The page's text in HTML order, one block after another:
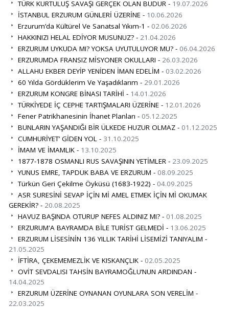
TÜRK KURTULUŞ SAVAŞI GERÇEK OLAN BUDUR - 19.07.2026
İSTANBUL ERZURUM GÜNLERİ ÜZERİNE - 10.06.2026
Erzurum’da Kültürel Ve Sanatsal Yıkım-1 - 02.06.2026
HAKKINIZI HELAL EDİYOR MUSUNUZ? - 21.04.2026
ERZURUM UYKUDA MI? YOKSA UYUTULUYOR MU? - 06.04.2026
ERZURUMDA FRANSIZ MİSYONER OKULLARI - 26.03.2026
ALLAHU EKBER DEYİP YENİDEN İMAN EDELİM - 03.02.2026
60 Yılda Gördüklerim Ve Yaşadıklarım - 29.01.2026
ERZURUM KONGRE BİNASI TARİHİ - 14.01.2026
TÜRKİYEDE İÇ CEPHE TARTIŞMALARI ÜZERİNE - 12.01.2026
Fener Patrikhanesinin İhanet Planları - 05.12.2025
BUNLARIN YAŞANDIĞI BİR ÜLKEDE HUZUR OLMAZ - 01.12.2025
CUMHURİYET’ GİDEN YOL - 31.10.2025
İMAM VE İMAMLIK - 13.10.2025
1877-1878 OSMANLI RUS SAVAŞININ YETİMLER - 23.09.2025
YUNUS EMRE, TAPDUK BABA VE ERZURUM - 08.09.2025
Türkün Geri Çekilme Öyküsü (1683-1922) - 04.09.2025
ASR SURESİNİ SEVAP İÇİN Mİ AMEL ETMEK İÇİN Mİ OKUMAK
GEREKİR? - 20.08.2025
HAVUZ BAŞINDA OTURUP NEFES ALDINIZ MI? - 01.08.2025
ERZURUM'A BAYRAMDA BİLE TURİST GELMEDİ - 13.06.2025
ERZURUM LİSESİNİN 136 YILLIK TARİHİ LİSEMİZİ TANIYALIM -
21.05.2025
İFTİRA, ÇEKEMEMEZLİK VE KISKANÇLIK - 02.05.2025
OVİT SEVDALISI TAHSİN BAYRAMOĞLU’NUN ARDINDAN -
14.04.2025
ERZURUM ÜZERİNE OYNANAN OYUNLARA SON VERELİM -
22.03.2025